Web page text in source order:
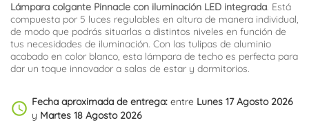
Lámpara colgante Pinnacle con iluminación LED integrada. Está
compuesta por 5 luces regulables en altura de manera individual,
de modo que podrás situarlas a distintos niveles en función de
tus necesidades de iluminación. Con las tulipas de aluminio
acabado en color blanco, esta lámpara de techo es perfecta para
dar un toque innovador a salas de estar y dormitorios.
schedule Fecha aproximada de entrega: entre Lunes 17 Agosto 2026
y Martes 18 Agosto 2026